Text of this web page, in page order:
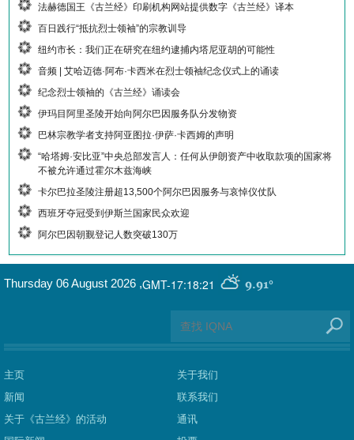
法赫德国王《古兰经》印刷机构网站提供数字《古兰经》译本
百日践行“抵抗烈士领袖”的宗教训导
纽约市长：我们正在研究在纽约逮捕内塔尼亚胡的可能性
音频 | 艾哈迈德·阿布·卡西米在烈士领袖纪念仪式上的诵读
纪念烈士领袖的《古兰经》诵读会
伊玛目阿里圣陵开始向阿尔巴因服务队分发物资
巴林宗教学者支持阿亚图拉·伊萨·卡西姆的声明
“哈塔姆·安比亚”中央总部发言人：任何从伊朗资产中收取款项的国家将
不被允许通过霍尔木兹海峡
卡尔巴拉圣陵注册超13,500个阿尔巴因服务与哀悼仪仗队
西班牙夺冠受到伊斯兰国家民众欢迎
阿尔巴因朝觐登记人数突破130万
GMT-17:18:21 9.91°
Thursday 06 August 2026 ,
主页
新闻
关于《古兰经》的活动
关于我们
联系我们
通讯